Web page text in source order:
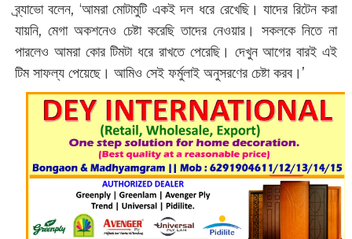
ব্র্যাভো বলেন, ‘আমরা মোটামুটি একই দল ধরে রেখেছি। যাদের রিটেন করা
যায়নি, মেগা অকশনেও চেষ্টা করেছি তাদের নেওয়ার। সকলকে নিতে না
পারলেও আমরা কোর টিমটা ধরে রাখতে পেরেছি। দেখুন আগের বারই এই
টিম সাফল্য পেয়েছে। আমিও সেই ফর্মুলাই অনুসরণের চেষ্টা করব।’